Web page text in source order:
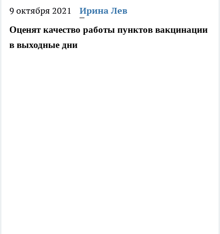
9 октября 2021 Ирина Лев
Оценят качество работы пунктов вакцинации
в выходные дни